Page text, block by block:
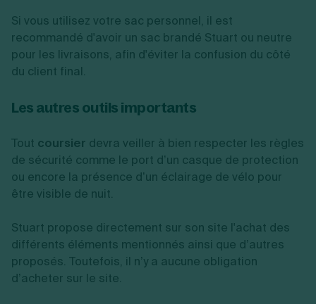
Si vous utilisez votre sac personnel, il est
recommandé d'avoir un sac brandé Stuart ou neutre
pour les livraisons, afin d'éviter la confusion du côté
du client final.
Les autres outils importants
Tout coursier devra veiller à bien respecter les règles
de sécurité comme le port d’un casque de protection
ou encore la présence d’un éclairage de vélo pour
être visible de nuit.
Stuart propose directement sur son site l'achat des
différents éléments mentionnés ainsi que d’autres
proposés. Toutefois, il n’y a aucune obligation
d’acheter sur le site.